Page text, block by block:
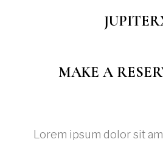
MAKE A
Lorem ipsum dolor sit